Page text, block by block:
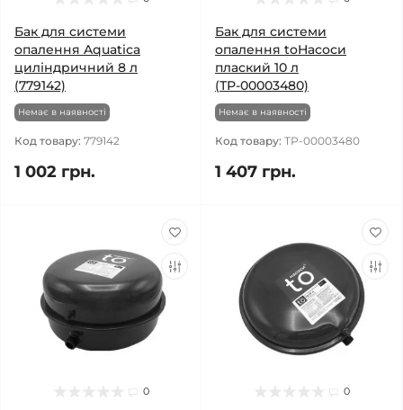
Бак для системи
опалення Aquatica
циліндричний 8 л
(779142)
Немає в наявності
Код товару: 779142
1 002 грн.
Бак для системи
опалення toНасоси
плаский 10 л
(ТР-00003480)
Немає в наявності
Код товару: ТР-00003480
1 407 грн.
0 0